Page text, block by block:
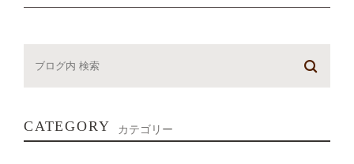
CATEGORY カテゴリー